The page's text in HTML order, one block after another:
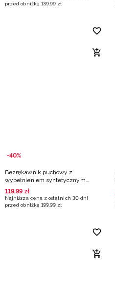
przed obniżką 139,99 zł
-40%
Bezrękawnik puchowy z
wypełnieniem syntetycznym
damski - czarne
119,99 zł
Najniższa cena z ostatnich 30 dni
przed obniżką 199,99 zł